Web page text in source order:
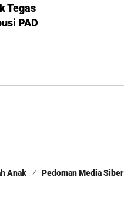
Tegas
PAD
Anak Pedoman Media Siber